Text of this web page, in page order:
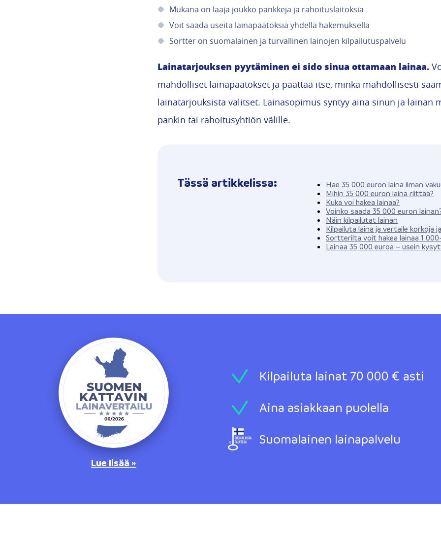
Mukana on laaja joukko pankkeja ja rahoituslaitoksia
Voit saada useita lainapäätöksiä yhdellä hakemuksella
Sortter on suomalainen ja turvallinen lainojen kilpailutuspalvelu
Lainatarjouksen pyytäminen ei sido sinua ottamaan lainaa.
mahdolliset lainapäätökset ja päättää itse, minkä mahdollisesti
lainatarjouksista valitset. Lainasopimus syntyy aina sinun ja lainan
pankin tai rahoitusyhtiön välille.
Tässä artikkelissa:
Hae 35 000 euron laina ilman
Mihin 35 000 euron laina riittää?
Kuka voi hakea lainaa?
Voinko saada 35 000 euron
Näin kilpailutat lainan
Kilpailuta laina ja vertaile korkoja
Sortterilta voit hakea lainaa 1
Lainaa 35 000 euroa – usein
Lue lisää »
Kilpailuta lainat 70 000 € asti
Aina asiakkaan puolella
Suomalainen lainapalvelu